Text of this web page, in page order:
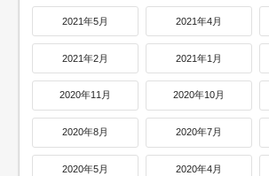
2021年5月 2021年4月
2021年2月 2021年1月
2020年11月 2020年10月
2020年8月 2020年7月
2020年5月 2020年4月